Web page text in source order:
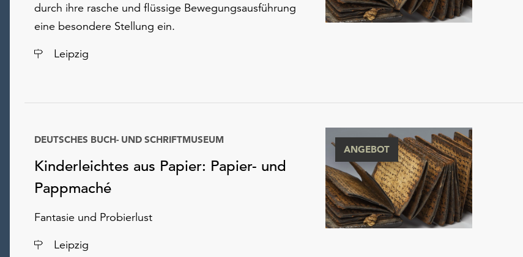
durch ihre rasche und flüssige Bewegungsausführung
eine besondere Stellung ein.
Ort
Leipzig
Kinderleichtes aus Papier: Papier- und
Pappmaché
DEUTSCHES BUCH- UND SCHRIFTMUSEUM
Fantasie und Probierlust
Ort
Leipzig
ANGEBOT